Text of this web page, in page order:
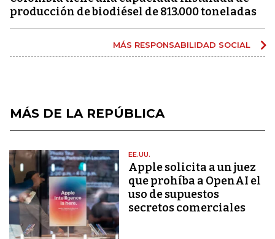
producción de biodiésel de 813.000 toneladas
MÁS RESPONSABILIDAD SOCIAL
MÁS DE LA REPÚBLICA
EE.UU.
Apple solicita a un juez
que prohíba a OpenAI el
uso de supuestos
secretos comerciales